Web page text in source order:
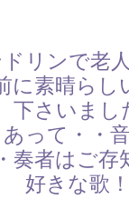
リンで老
に素晴ら
下さいまし
って・・
奏者はご
好きな歌